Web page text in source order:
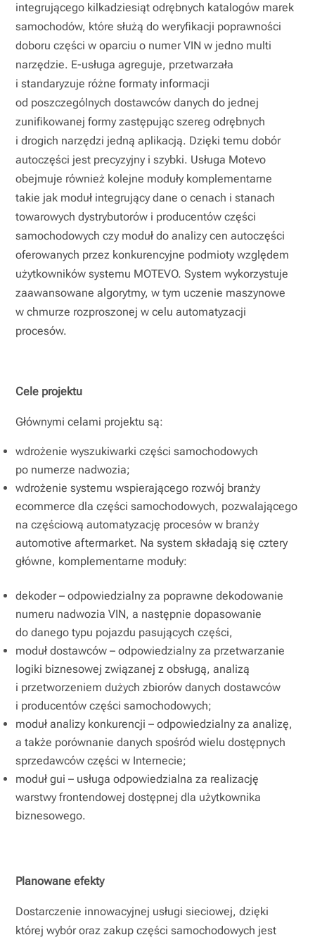
integrującego kilkadziesiąt odrębnych katalogów marek
samochodów, które służą do weryfikacji poprawności
doboru części w oparciu o numer VIN w jedno multi
narzędzie. E-usługa agreguje, przetwarzała
i standaryzuje różne formaty informacji
od poszczególnych dostawców danych do jednej
zunifikowanej formy zastępując szereg odrębnych
i drogich narzędzi jedną aplikacją. Dzięki temu dobór
autoczęści jest precyzyjny i szybki. Usługa Motevo
obejmuje również kolejne moduły komplementarne
takie jak moduł integrujący dane o cenach i stanach
towarowych dystrybutorów i producentów części
samochodowych czy moduł do analizy cen autoczęści
oferowanych przez konkurencyjne podmioty względem
użytkowników systemu MOTEVO. System wykorzystuje
zaawansowane algorytmy, w tym uczenie maszynowe
w chmurze rozproszonej w celu automatyzacji
procesów.
Cele projektu
Głównymi celami projektu są:
wdrożenie wyszukiwarki części samochodowych
po numerze nadwozia;
wdrożenie systemu wspierającego rozwój branży
ecommerce dla części samochodowych, pozwalającego
na częściową automatyzację procesów w branży
automotive aftermarket. Na system składają się cztery
główne, komplementarne moduły:
dekoder – odpowiedzialny za poprawne dekodowanie
numeru nadwozia VIN, a następnie dopasowanie
do danego typu pojazdu pasujących części,
moduł dostawców – odpowiedzialny za przetwarzanie
logiki biznesowej związanej z obsługą, analizą
i przetworzeniem dużych zbiorów danych dostawców
i producentów części samochodowych;
moduł analizy konkurencji – odpowiedzialny za analizę,
a także porównanie danych spośród wielu dostępnych
sprzedawców części w Internecie;
moduł gui – usługa odpowiedzialna za realizację
warstwy frontendowej dostępnej dla użytkownika
biznesowego.
Planowane efekty
Dostarczenie innowacyjnej usługi sieciowej, dzięki
której wybór oraz zakup części samochodowych jest